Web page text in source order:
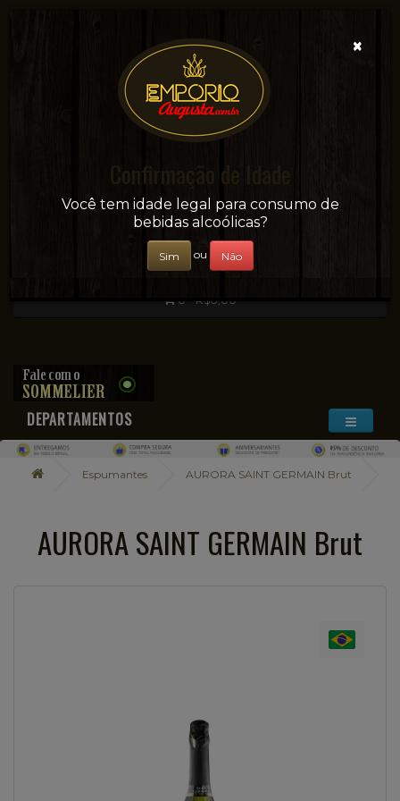
Sua conveniência e adega on-line!
0 - R$0,00
DEPARTAMENTOS
Espumantes AURORA SAINT GERMAIN Brut
AURORA SAINT GERMAIN Brut
×
Confirmação de Idade
Você tem idade legal para consumo de
bebidas alcoólicas?
Sim ou Não